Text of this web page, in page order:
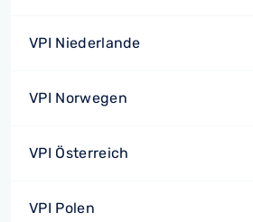
VPI Niederlande
VPI Norwegen
VPI Österreich
VPI Polen